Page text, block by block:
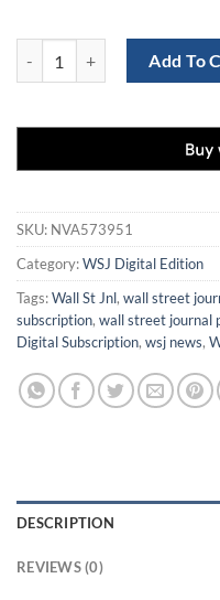
Add To
SKU: NVA573951
Category:WSJ Digital Edition
Tags:Wall St Jnl, wall street
subscription, wall street journal
Digital Subscription, wsj news,
DESCRIPTION
REVIEWS (0)